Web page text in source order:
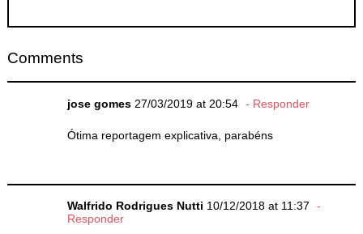
Comments
jose gomes 27/03/2019 at 20:54 Responder
Ótima reportagem explicativa, parabéns
Walfrido Rodrigues Nutti 10/12/2018 at 11:37
Responder